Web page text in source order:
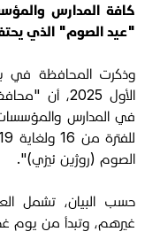
كافة المدارس
"عيد الصوم" الذي
الأول 2025،
في المدارس والمؤسسات
الصوم (روژين ئيزي)".
حسب البيان، تشمل
غيرهم، وتبدأ من يوم